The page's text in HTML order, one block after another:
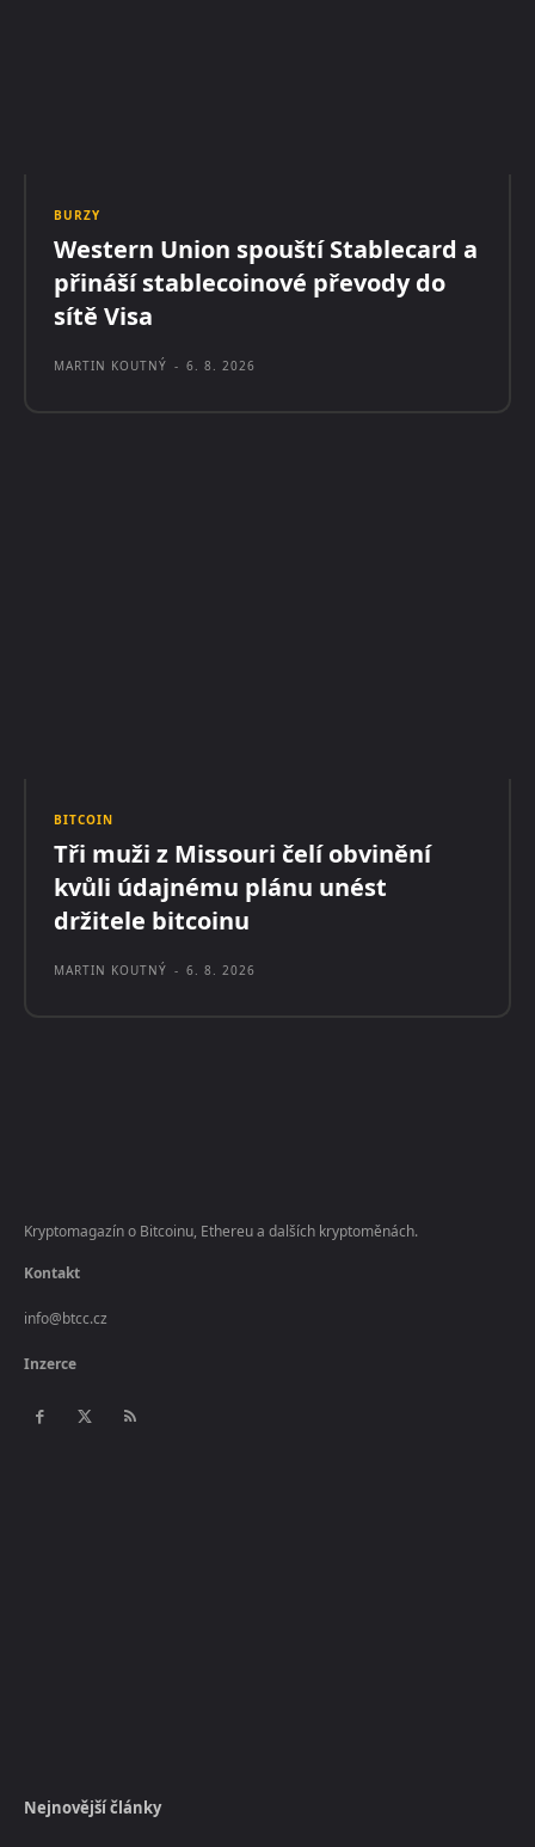
BURZY
Western Union spouští Stablecard a
přináší stablecoinové převody do
sítě Visa
MARTIN KOUTNÝ - 6. 8. 2026
BITCOIN
Tři muži z Missouri čelí obvinění
kvůli údajnému plánu unést
držitele bitcoinu
MARTIN KOUTNÝ - 6. 8. 2026
Kryptomagazín o Bitcoinu, Ethereu a dalších kryptoměnách.
Kontakt
info@btcc.cz
Inzerce
Nejnovější články